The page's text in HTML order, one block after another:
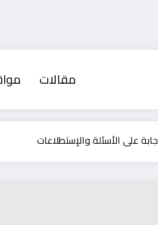
مقالات
على الأسئلة والإستطلاعات